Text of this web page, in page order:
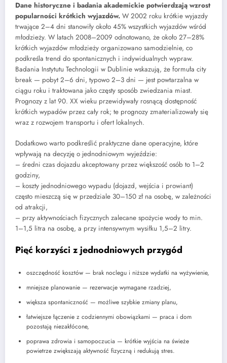
Dane historyczne i badania akademickie potwierdzają wzrost
popularności krótkich wyjazdów. W 2002 roku krótkie wyjazdy
trwające 2–4 dni stanowiły około 45% wszystkich wyjazdów wśród
młodzieży. W latach 2008–2009 odnotowano, że około 27–28%
krótkich wyjazdów młodzieży organizowano samodzielnie, co
podkreśla trend do spontanicznych i indywidualnych wypraw.
Badania Instytutu Technologii w Dublinie wskazują, że formuła city
break — pobyt 2–6 dni, typowo 2–3 dni — jest powtarzalna w
ciągu roku i traktowana jako częsty sposób zwiedzania miast.
Prognozy z lat 90. XX wieku przewidywały rosnącą dostępność
krótkich wypadów przez cały rok; te prognozy zmaterializowały się
wraz z rozwojem transportu i ofert lokalnych.
Dodatkowo warto podkreślić praktyczne dane operacyjne, które
wpływają na decyzję o jednodniowym wyjeździe:
– średni czas dojazdu akceptowany przez większość osób to 1–2
godziny,
– koszty jednodniowego wypadu (dojazd, wejścia i prowiant)
często mieszczą się w przedziale 30–150 zł na osobę, w zależności
od atrakcji,
– przy aktywnościach fizycznych zalecane spożycie wody to min.
1–1,5 litra na osobę, a przy intensywnym wysiłku 1,5–2 litry.
Pięć korzyści z jednodniowych przygód
oszczędność kosztów — brak noclegu i niższe wydatki na wyżywienie,
mniejsze planowanie — rezerwacje wymagane rzadziej,
większa spontaniczność — możliwe szybkie zmiany planu,
łatwiejsze łączenie z codziennymi obowiązkami — praca i dom
pozostają niezakłócone,
poprawa zdrowia i samopoczucia — krótkie wyjścia na świeże
powietrze zwiększają aktywność fizyczną i redukują stres.